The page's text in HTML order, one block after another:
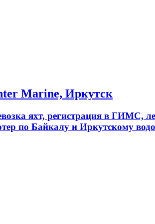
Marine, Иркутск
яхт, регистрация в ГИМС,
по Байкалу и Иркутскому